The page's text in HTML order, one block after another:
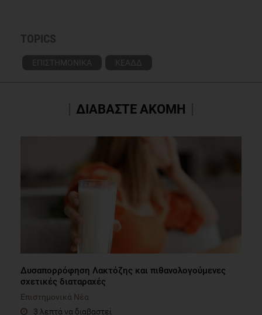
TOPICS
ΕΠΙΣΤΗΜΟΝΙΚΑ ΚΕΑΔΔ
ΔΙΑΒΑΣΤΕ ΑΚΟΜΗ
Δυσαπορρόφηση Λακτόζης και πιθανολογούμενες
σχετικές διαταραχές
Επιστημονικά Νέα
3 λεπτά να διαβαστεί